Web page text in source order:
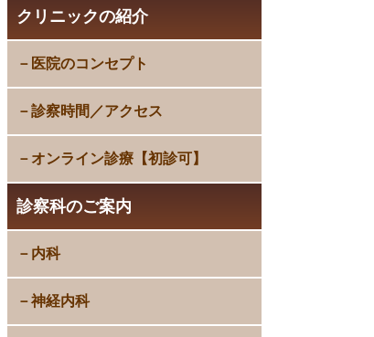
クリニックの紹介
医院のコンセプト
診察時間／アクセス
オンライン診療【初診可】
診察科のご案内
内科
神経内科